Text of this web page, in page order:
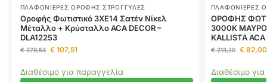
ΠΛΑΦΟΝΙΈΡΕΣ ΟΡΟΦΉΣ ΣΤΡΟΓΓΥΛΈΣ
Οροφής Φωτιστικό 3ΧΕ14 Σατέν Νίκελ
Μέταλλο + Κρύσταλλο ACA DECOR –
DLA12253
€279,53 €107,51
Διαθέσιμο για παραγγελία
ΠΛΑΦΟΝΙΈΡΕΣ
ΟΡΟΦΗΣ
3000K
KALLISTA
€213,20 €82,00
Διαθέσιμο